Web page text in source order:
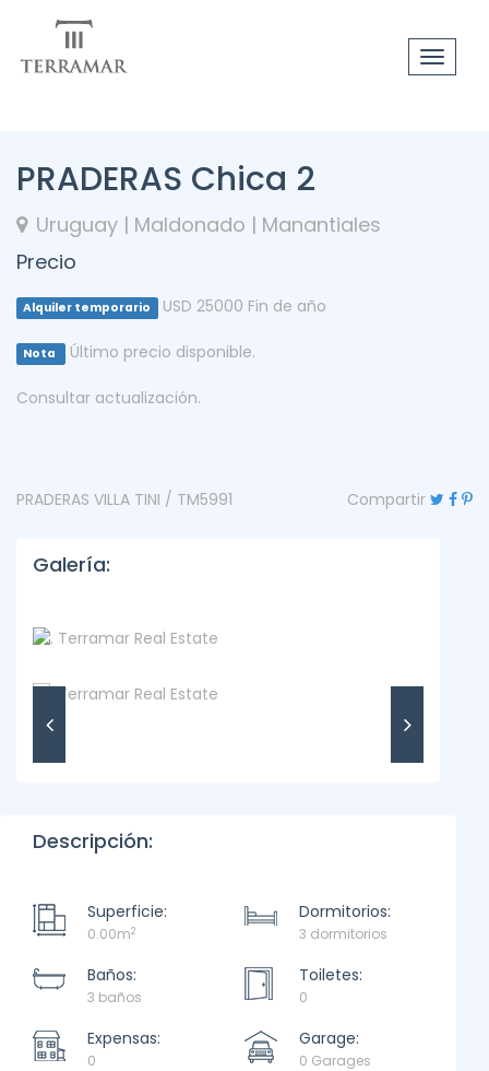
Toggle
PRADERAS Chica 2
Uruguay | Maldonado | Manantiales
Precio
Alquiler temporario USD 25000 Fin de año
Nota Último precio disponible.
Consultar actualización.
PRADERAS VILLA TINI / TM5991 Compartir
Galería:
Descripción:
Superficie:
0.00m2
Dormitorios:
3 dormitorios
Baños:
3 baños
Toiletes:
0
Expensas:
0
Garage:
0 Garages